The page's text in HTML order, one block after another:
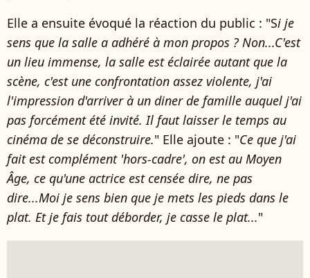
Elle a ensuite évoqué la réaction du public : "Si je
sens que la salle a adhéré à mon propos ? Non...C'est
un lieu immense, la salle est éclairée autant que la
scène, c'est une confrontation assez violente, j'ai
l'impression d'arriver à un diner de famille auquel j'ai
pas forcément été invité. Il faut laisser le temps au
cinéma de se déconstruire." Elle ajoute : "Ce que j'ai
fait est complément 'hors-cadre', on est au Moyen
Âge, ce qu'une actrice est censée dire, ne pas
dire...Moi je sens bien que je mets les pieds dans le
plat. Et je fais tout déborder, je casse le plat..."